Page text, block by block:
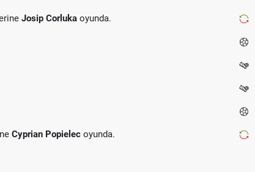
Josip Corluka oyunda.
Cyprian Popielec oyunda.